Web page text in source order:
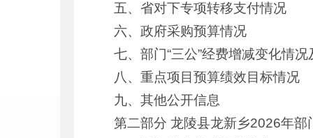
五、省对下专项转移支付情况
六、政府采购预算情况
七、部门“三公”经费增减变化情
八、重点项目预算绩效目标情况
九、其他公开信息
第二部分 龙陵县龙新乡2026年部